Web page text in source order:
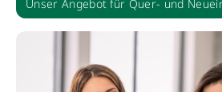
Unser Angebot für Quer- und